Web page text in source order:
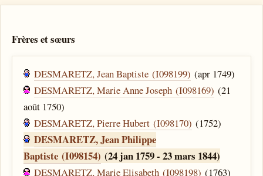
Frères et sœurs
DESMARETZ, Jean Baptiste (I098199) (apr 1749)
DESMARETZ, Marie Anne Joseph (I098169) (21
août 1750)
DESMARETZ, Pierre Hubert (I098170) (1752)
DESMARETZ, Jean Philippe
Baptiste (I098154) (24 jan 1759 - 23 mars 1844)
DESMARETZ, Marie Elisabeth (I098198) (1763)